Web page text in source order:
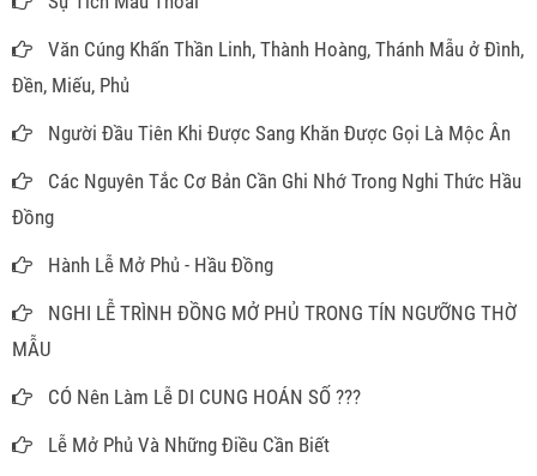
Văn Cúng Khấn Thần Linh, Thành Hoàng, Thánh Mẫu ở Đình,
Đền, Miếu, Phủ
Người Đầu Tiên Khi Được Sang Khăn Được Gọi Là Mộc Ân
Các Nguyên Tắc Cơ Bản Cần Ghi Nhớ Trong Nghi Thức Hầu
Đồng
Hành Lễ Mở Phủ - Hầu Đồng
NGHI LỄ TRÌNH ĐỒNG MỞ PHỦ TRONG TÍN NGƯỠNG THỜ
MẪU
CÓ Nên Làm Lễ DI CUNG HOÁN SỐ ???
Lễ Mở Phủ Và Những Điều Cần Biết